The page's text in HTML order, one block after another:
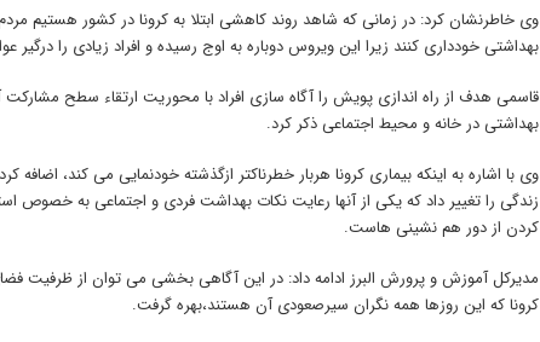
وی خاطرنشان کرد: در زمانی که شاهد روند کاهشی ابتلا به کرونا در کشور هستیم
بهداشتی خودداری کنند زیرا این ویروس دوباره به اوج رسیده و افراد زیادی را
قاسمی هدف از راه اندازی پویش را آگاه ‌سازی افراد با محوریت ارتقاء سطح مشارکت
بهداشتی در خانه و محیط اجتماعی ذکر کرد.
وی با اشاره به اینکه بیماری کرونا هربار خطرناکتر ازگذشته خودنمایی می کند، اضافه
زندگی را تغییر داد که یکی از آنها رعایت نکات بهداشت فردی و اجتماعی به خصوص
کردن از دور هم نشینی هاست.
مدیرکل آموزش و پرورش البرز ادامه داد: در این آگاهی بخشی می توان از ظرفیت
کرونا که این روزها همه نگران سیرصعودی آن هستند،بهره گرفت.